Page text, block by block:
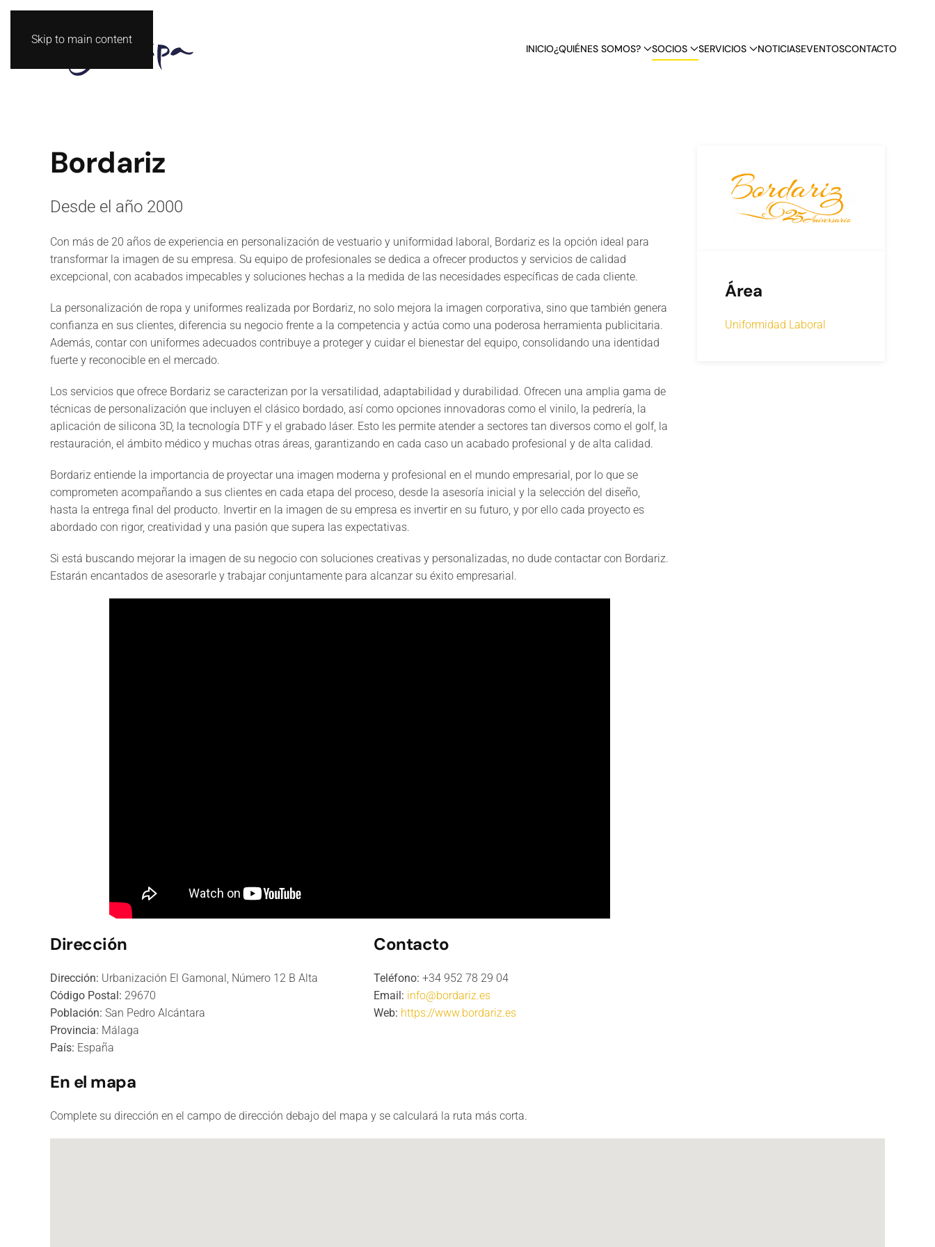
Skip to main content
INICIO¿QUIÉNES SOMOS? SOCIOS SERVICIOS NOTICIASEVENTOSCONTACTO
Bordariz
Desde el año 2000
Con más de 20 años de experiencia en personalización de vestuario y uniformidad laboral, Bordariz es la opción ideal para
transformar la imagen de su empresa. Su equipo de profesionales se dedica a ofrecer productos y servicios de calidad
excepcional, con acabados impecables y soluciones hechas a la medida de las necesidades específicas de cada cliente.
La personalización de ropa y uniformes realizada por Bordariz, no solo mejora la imagen corporativa, sino que también genera
confianza en sus clientes, diferencia su negocio frente a la competencia y actúa como una poderosa herramienta publicitaria.
Además, contar con uniformes adecuados contribuye a proteger y cuidar el bienestar del equipo, consolidando una identidad
fuerte y reconocible en el mercado.
Los servicios que ofrece Bordariz se caracterizan por la versatilidad, adaptabilidad y durabilidad. Ofrecen una amplia gama de
técnicas de personalización que incluyen el clásico bordado, así como opciones innovadoras como el vinilo, la pedrería, la
aplicación de silicona 3D, la tecnología DTF y el grabado láser. Esto les permite atender a sectores tan diversos como el golf, la
restauración, el ámbito médico y muchas otras áreas, garantizando en cada caso un acabado profesional y de alta calidad.
Bordariz entiende la importancia de proyectar una imagen moderna y profesional en el mundo empresarial, por lo que se
comprometen acompañando a sus clientes en cada etapa del proceso, desde la asesoría inicial y la selección del diseño,
hasta la entrega final del producto. Invertir en la imagen de su empresa es invertir en su futuro, y por ello cada proyecto es
abordado con rigor, creatividad y una pasión que supera las expectativas.
Si está buscando mejorar la imagen de su negocio con soluciones creativas y personalizadas, no dude contactar con Bordariz.
Estarán encantados de asesorarle y trabajar conjuntamente para alcanzar su éxito empresarial.
Dirección
Dirección: Urbanización El Gamonal, Número 12 B Alta
Código Postal: 29670
Población: San Pedro Alcántara
Provincia: Málaga
País: España
Contacto
Teléfono: +34 952 78 29 04
Email: info@bordariz.es
Web: https://www.bordariz.es
Área
Uniformidad Laboral
En el mapa
Complete su dirección en el campo de dirección debajo del mapa y se calculará la ruta más corta.